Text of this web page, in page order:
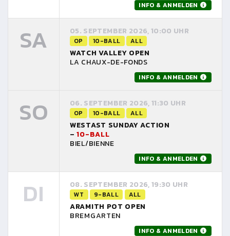
INFO & ANMELDEN
SA 05. SEPTEMBER 2026, 10:00 UHR
OP 10-BALL ALL
WATCH VALLEY OPEN
LA CHAUX-DE-FONDS
INFO & ANMELDEN
SO 06. SEPTEMBER 2026, 11:30 UHR
OP 10-BALL ALL
WESTAST SUNDAY ACTION
–10-BALL
BIEL/BIENNE
INFO & ANMELDEN
DI 08. SEPTEMBER 2026, 19:30 UHR
WT 9-BALL ALL
ARAMITH POT OPEN
BREMGARTEN
INFO & ANMELDEN